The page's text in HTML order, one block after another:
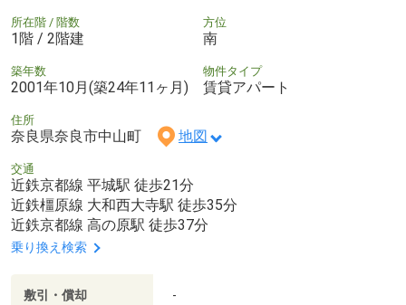
所在階 / 階数
1階 / 2階建
方位
南
築年数
2001年10月(築24年11ヶ月)
物件タイプ
賃貸アパート
住所
奈良県奈良市中山町 地図
交通
近鉄京都線 平城駅 徒歩21分
近鉄橿原線 大和西大寺駅 徒歩35分
近鉄京都線 高の原駅 徒歩37分
乗り換え検索
敷引・償却 -